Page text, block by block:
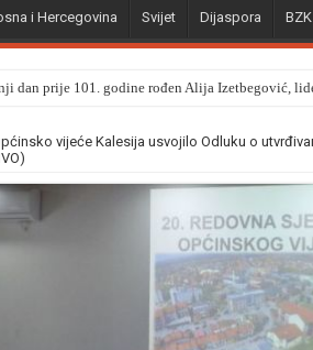
i Hercegovina Svijet Dijaspora
dan prije 101. godine rođen Alija Izetbegović,
vijeće Kalesija usvojilo Odluku o